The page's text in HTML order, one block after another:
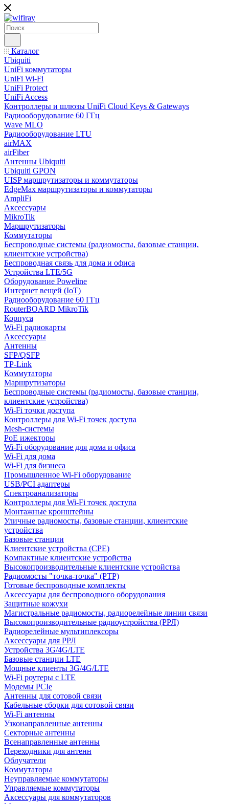
Каталог
Ubiquiti
UniFi коммутаторы
UniFi Wi-Fi
UniFi Protect
UniFi Access
Контроллеры и шлюзы UniFi Cloud Keys & Gateways
Радиооборудование 60 ГГц
Wave MLO
Радиооборудование LTU
airMAX
airFiber
Антенны Ubiquiti
Ubiquiti GPON
UISP маршрутизаторы и коммутаторы
EdgeMax маршрутизаторы и коммутаторы
AmpliFi
Аксессуары
MikroTik
Маршрутизаторы
Коммутаторы
Беспроводные системы (радиомосты, базовые станции,
клиентские устройства)
Беспроводная связь для дома и офиса
Устройства LTE/5G
Оборудование Poweline
Интернет вещей (IoT)
Радиооборудование 60 ГГц
RouterBOARD MikroTik
Корпуса
Wi-Fi радиокарты
Аксессуары
Антенны
SFP/QSFP
TP-Link
Коммутаторы
Маршрутизаторы
Беспроводные системы (радиомосты, базовые станции,
клиентские устройства)
Wi-Fi точки доступа
Контроллеры для Wi-Fi точек доступа
Mesh-системы
PoE ижекторы
Wi-Fi оборудование для дома и офиса
Wi-Fi для дома
Wi-Fi для бизнеса
Промышленное Wi-Fi оборудование
USB/PCI адаптеры
Cпектроанализаторы
Контроллеры для Wi-Fi точек доступа
Монтажные кронштейны
Уличные радиомосты, базовые станции, клиентские
устройства
Базовые станции
Клиентские устройства (CPE)
Компактные клиентские устройства
Высокопроизводительные клиентские устройства
Радиомосты "точка-точка" (PTP)
Готовые беспроводные комплекты
Аксессуары для беспроводного оборудования
Защитные кожухи
Магистральные радиомосты, радиорелейные линии связи
Высокопроизводительные радиоустройства (РРЛ)
Радиорелейные мультиплексоры
Аксессуары для РРЛ
Устройства 3G/4G/LTE
Базовые станции LTE
Мощные клиенты 3G/4G/LTE
Wi-Fi роутеры с LTE
Модемы PCIe
Антенны для сотовой связи
Кабельные сборки для сотовой связи
Wi-Fi антенны
Узконаправленные антенны
Секторные антенны
Всенаправленные антенны
Переходники для антенн
Облучатели
Коммутаторы
Неуправляемые коммутаторы
Управляемые коммутаторы
Аксессуары для коммутаторов